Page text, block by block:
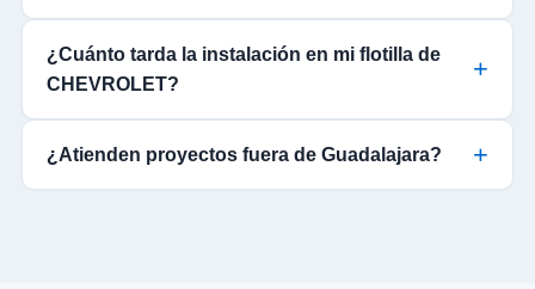
¿Cuánto tarda la instalación en mi flotilla de
CHEVROLET?
¿Atienden proyectos fuera de Guadalajara?